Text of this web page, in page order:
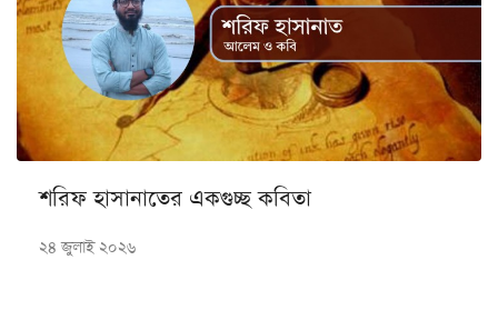
শরিফ হাসানাতের একগুচ্ছ কবিতা
২৪ জুলাই ২০২৬